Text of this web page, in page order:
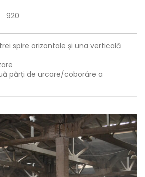
920
spire orizontale și una verticală
părți de urcare/coborâre a